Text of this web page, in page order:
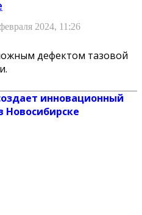
2024, 11:26
дефектом тазовой